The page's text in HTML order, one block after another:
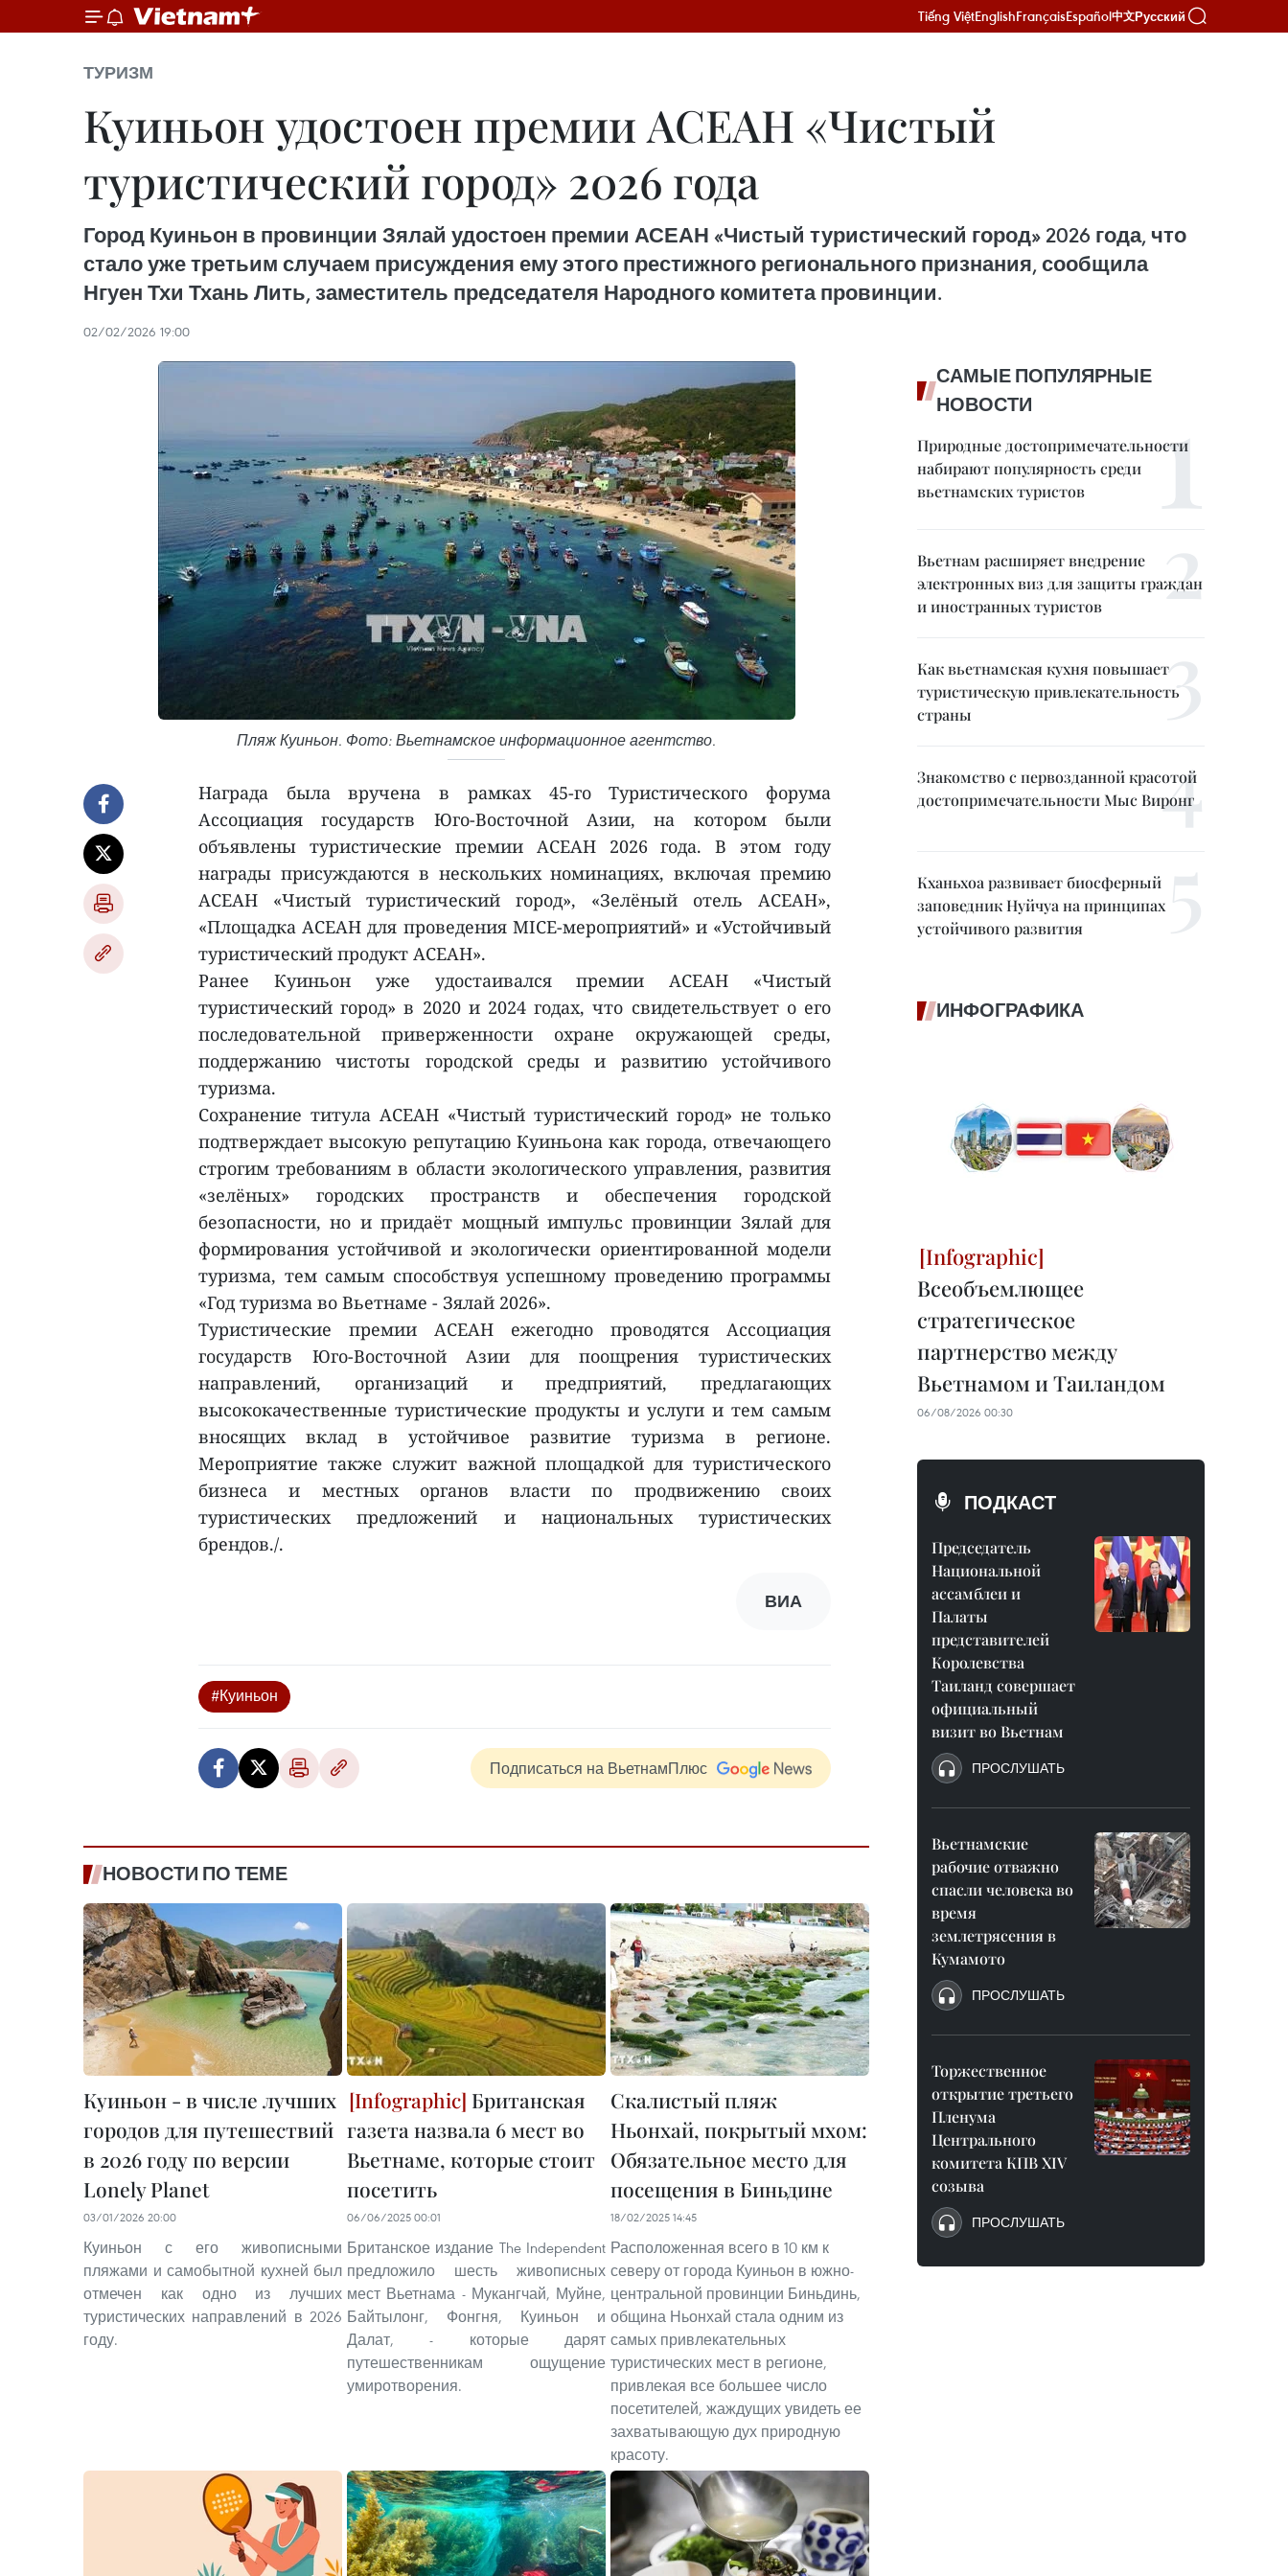
Tiếng ViệtEnglishFrançaisEspañol中文Русский
ТУРИЗМ
Куиньон удостоен премии АСЕАН «Чистый
туристический город» 2026 года
Город Куиньон в провинции Зялай удостоен премии АСЕАН «Чистый туристический город» 2026 года, что
стало уже третьим случаем присуждения ему этого престижного регионального признания, сообщила
Нгуен Тхи Тхань Лить, заместитель председателя Народного комитета провинции.
02/02/2026 19:00
Пляж Куиньон. Фото: Вьетнамское информационное агентство.
Награда была вручена в рамках 45-го Туристического форума
Ассоциация государств Юго-Восточной Азии, на котором были
объявлены туристические премии АСЕАН 2026 года. В этом году
награды присуждаются в нескольких номинациях, включая премию
АСЕАН «Чистый туристический город», «Зелёный отель АСЕАН»,
«Площадка АСЕАН для проведения MICE-мероприятий» и «Устойчивый
туристический продукт АСЕАН».
Ранее Куиньон уже удостаивался премии АСЕАН «Чистый
туристический город» в 2020 и 2024 годах, что свидетельствует о его
последовательной приверженности охране окружающей среды,
поддержанию чистоты городской среды и развитию устойчивого
туризма.
Сохранение титула АСЕАН «Чистый туристический город» не только
подтверждает высокую репутацию Куиньона как города, отвечающего
строгим требованиям в области экологического управления, развития
«зелёных» городских пространств и обеспечения городской
безопасности, но и придаёт мощный импульс провинции Зялай для
формирования устойчивой и экологически ориентированной модели
туризма, тем самым способствуя успешному проведению программы
«Год туризма во Вьетнаме - Зялай 2026».
Туристические премии АСЕАН ежегодно проводятся Ассоциация
государств Юго-Восточной Азии для поощрения туристических
направлений, организаций и предприятий, предлагающих
высококачественные туристические продукты и услуги и тем самым
вносящих вклад в устойчивое развитие туризма в регионе.
Мероприятие также служит важной площадкой для туристического
бизнеса и местных органов власти по продвижению своих
туристических предложений и национальных туристических
брендов./.
ВИА
#Куиньон
Подписаться на ВьетнамПлюс
НОВОСТИ ПО ТЕМЕ
Куиньон - в числе лучших
городов для путешествий
в 2026 году по версии
Lonely Planet
03/01/2026 20:00
Куиньон с его живописными
пляжами и самобытной кухней был
отмечен как одно из лучших
туристических направлений в 2026
году.
Британская
газета назвала 6 мест во
Вьетнаме, которые стоит
посетить
06/06/2025 00:01
Британское издание The Independent
предложило шесть живописных
мест Вьетнама - Мукангчай, Муйне,
Байтылонг, Фонгня, Куиньон и
Далат, - которые дарят
путешественникам ощущение
умиротворения.
Скалистый пляж
Ньонхай, покрытый мхом:
Обязательное место для
посещения в Биньдине
18/02/2025 14:45
Расположенная всего в 10 км к
северу от города Куиньон в южно-
центральной провинции Биньдинь,
община Ньонхай стала одним из
самых привлекательных
туристических мест в регионе,
привлекая все большее число
посетителей, жаждущих увидеть ее
захватывающую дух природную
красоту.
САМЫЕ ПОПУЛЯРНЫЕ
НОВОСТИ
Природные достопримечательности
набирают популярность среди
вьетнамских туристов
Вьетнам расширяет внедрение
электронных виз для защиты граждан
и иностранных туристов
Как вьетнамская кухня повышает
туристическую привлекательность
страны
Знакомство с первозданной красотой
достопримечательности Мыс Виронг
Кханьхоа развивает биосферный
заповедник Нуйчуа на принципах
устойчивого развития
ИНФОГРАФИКА
Всеобъемлющее
стратегическое
партнерство между
Вьетнамом и Таиландом
06/08/2026 00:30
ПОДКАСТ
Председатель
Национальной
ассамблеи и
Палаты
представителей
Королевства
Таиланд совершает
официальный
визит во Вьетнам
ПРОСЛУШАТЬ
Вьетнамские
рабочие отважно
спасли человека во
время
землетрясения в
Кумамото
ПРОСЛУШАТЬ
Торжественное
открытие третьего
Пленума
Центрального
комитета КПВ XIV
созыва
ПРОСЛУШАТЬ